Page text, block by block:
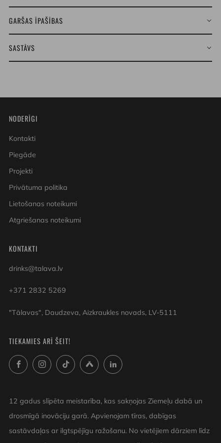
GARŠAS ĪPAŠĪBAS
SASTĀVS
NODERĪGI
Kontakti
Piegāde
Projekti
Privātuma politika
Lietošanas noteikumi
Atgriešanas noteikumi
KONTAKTI
drinks@talava.lv
+371 2832 5269
"Tālavas", Daudzeva, Aizkraukles novads, LV-5111
TIEKAMIES ARĪ ŠEIT!
FacebookInstagramTikTokUntappdLinkedIn
12 gadus slīpēta meistarība, kas sakņojas Ziemeļu dabā un
drosmīgā inovāciju garā. Apvienojam tīras, dabīgas
sastāvdaļas ar ilgtspējīgu ražošanu. No vietējiem dārziem līdz